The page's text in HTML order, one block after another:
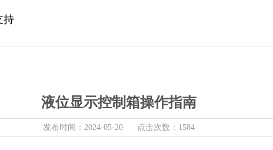
持
液位显示控制箱操作指南
发布时间：2024-05-20 点击次数：1584